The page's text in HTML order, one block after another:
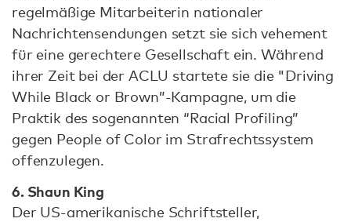
regelmäßige Mitarbeiterin nationaler
Nachrichtensendungen setzt sie sich vehement
für eine gerechtere Gesellschaft ein. Während
ihrer Zeit bei der ACLU startete sie die "Driving
While Black or Brown”-Kampagne, um die
Praktik des sogenannten “Racial Profiling”
gegen People of Color im Strafrechtssystem
offenzulegen.
6. Shaun King
Der US-amerikanische Schriftsteller,